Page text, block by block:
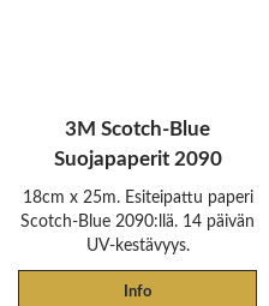
3M Scotch-Blue
Suojapaperit 2090
18cm x 25m. Esiteipattu paperi
Scotch-Blue 2090:llä. 14 päivän
UV-kestävyys.
Info